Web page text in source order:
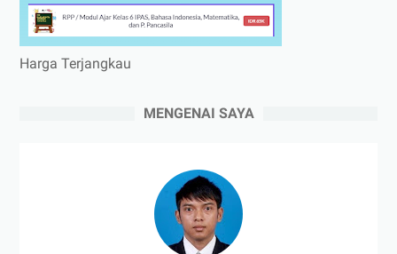
Harga Terjangkau
MENGENAI SAYA